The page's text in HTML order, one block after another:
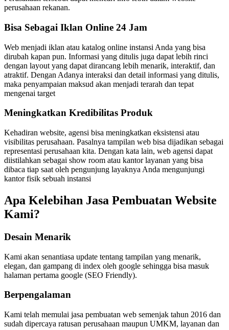
perusahaan rekanan.
Bisa Sebagai Iklan Online 24 Jam
Web menjadi iklan atau katalog online instansi Anda yang bisa
dirubah kapan pun. Informasi yang ditulis juga dapat lebih rinci
dengan layout yang dapat dirancang lebih menarik, interaktif, dan
atraktif. Dengan Adanya interaksi dan detail informasi yang ditulis,
maka penyampaian maksud akan menjadi terarah dan tepat
mengenai target
Meningkatkan Kredibilitas Produk
Kehadiran website, agensi bisa meningkatkan eksistensi atau
visibilitas perusahaan. Pasalnya tampilan web bisa dijadikan sebagai
representasi perusahaan kita. Dengan kata lain, web agensi dapat
diistilahkan sebagai show room atau kantor layanan yang bisa
dibaca tiap saat oleh pengunjung layaknya Anda mengunjungi
kantor fisik sebuah instansi
Apa Kelebihan Jasa Pembuatan Website
Kami?
Desain Menarik
Kami akan senantiasa update tentang tampilan yang menarik,
elegan, dan gampang di index oleh google sehingga bisa masuk
halaman pertama google (SEO Friendly).
Berpengalaman
Kami telah memulai jasa pembuatan web semenjak tahun 2016 dan
sudah dipercaya ratusan perusahaan maupun UMKM, layanan dan